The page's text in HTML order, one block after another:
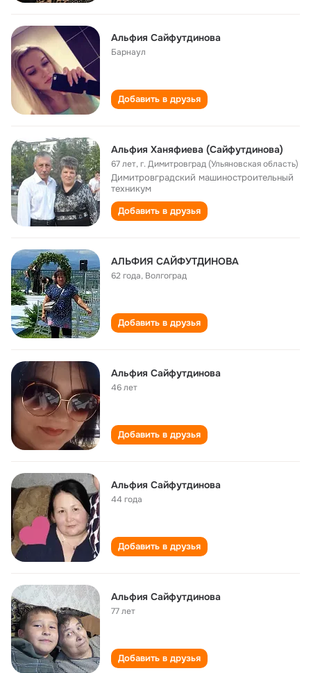
Альфия Сайфутдинова
Барнаул
Добавить в друзья
Альфия Ханяфиева (Сайфутдинова)
67 лет,г. Димитровград (Ульяновская область)
Димитровградский машиностроительный
техникум
Добавить в друзья
АЛЬФИЯ САЙФУТДИНОВА
62 года, Волгоград
Добавить в друзья
Альфия Сайфутдинова
46 лет
Добавить в друзья
Альфия Сайфутдинова
44 года
Добавить в друзья
Альфия Сайфутдинова
77 лет
Добавить в друзья